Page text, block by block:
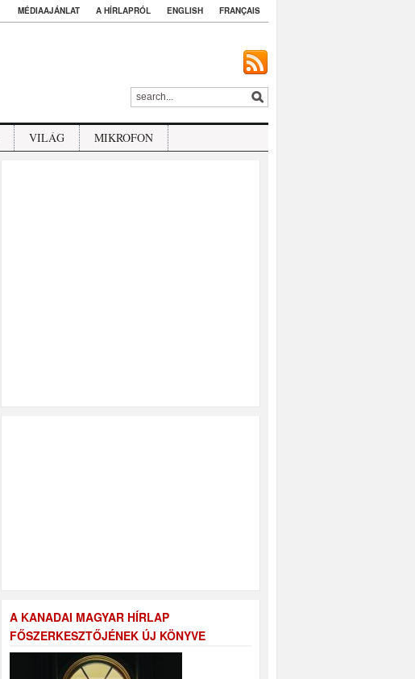
MÉDIAAJÁNLAT A HÍRLAPRÓL ENGLISH FRANÇAIS
VILÁG MIKROFON
A KANADAI MAGYAR HÍRLAP
FŐSZERKESZTŐJÉNEK ÚJ KÖNYVE